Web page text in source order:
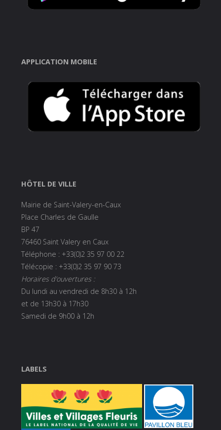
APPLICATION MOBILE
HÔTEL DE VILLE
Mairie de Saint-Valery-en-Caux
Place Charles de Gaulle
BP 47
76460 Saint Valery en Caux
Téléphone : +33(0)2 35 97 00 22
Télécopie : +33(0)2 35 97 90 73
Horaires d’ouvertures :
Du lundi au vendredi de 8h30 à 12h
et de 13h30 à 17h30
Samedi de 9h00 à 12h
LABELS